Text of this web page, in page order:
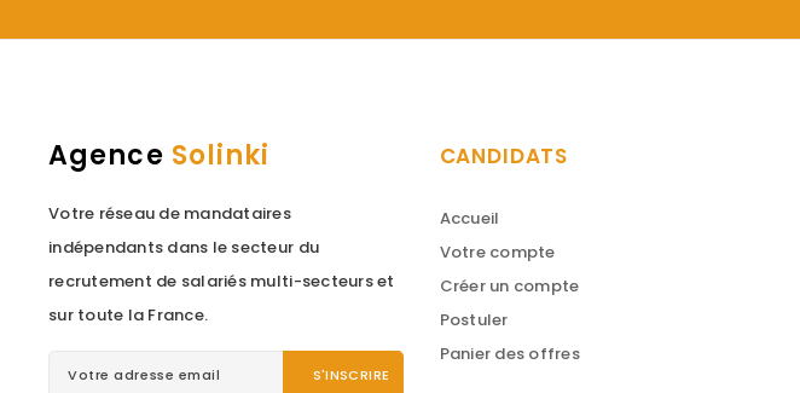
Agence Solinki
Votre réseau de mandataires
indépendants dans le secteur du
recrutement de salariés multi-secteurs et
sur toute la France.
CANDIDATS
Accueil
Votre compte
Créer un compte
Postuler
Panier des offres